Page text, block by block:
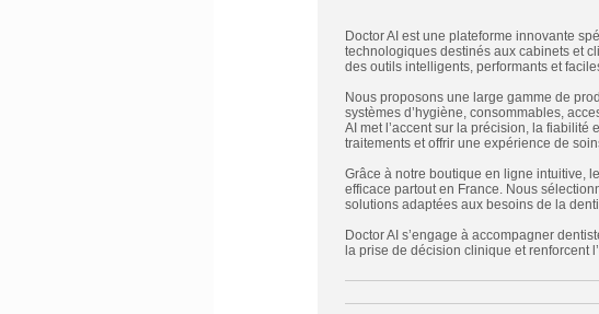
Doctor AI est une plateforme innovante
technologiques destinés aux cabinets et
des outils intelligents, performants et
Nous proposons une large gamme de
systèmes d’hygiène, consommables,
AI met l’accent sur la précision, la
traitements et offrir une expérience de
Grâce à notre boutique en ligne intuitive,
efficace partout en France. Nous
solutions adaptées aux besoins de la
Doctor AI s’engage à accompagner
la prise de décision clinique et renforcent